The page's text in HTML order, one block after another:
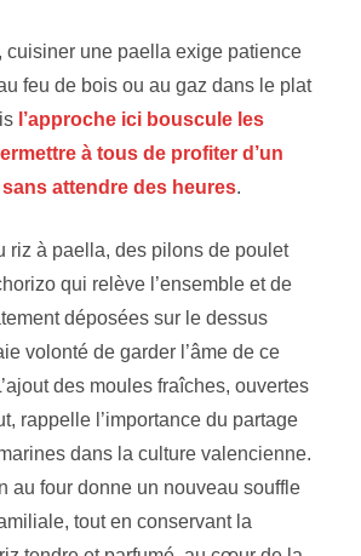
cuisiner une paella exige patience
feu de bois ou au gaz dans le plat
l’approche ici bouscule les
à tous de profiter d’un
attendre des heures.
riz à paella, des pilons de poulet
qui relève l’ensemble et de
déposées sur le dessus
volonté de garder l’âme de ce
des moules fraîches, ouvertes
rappelle l’importance du partage
dans la culture valencienne.
au four donne un nouveau souffle
tout en conservant la